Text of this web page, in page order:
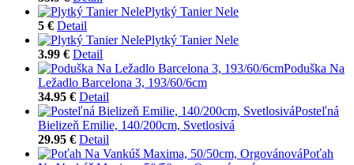
Plytký Tanier Nele
5 € Detail
Plytký Tanier Nele
3.99 € Detail
Poduška Na
Ležadlo Barcelona 3, 193/60/6cm
34.95 € Detail
Posteľná
Bielizeň Emilie, 140/200cm, Svetlosivá
29.95 € Detail
Poťah